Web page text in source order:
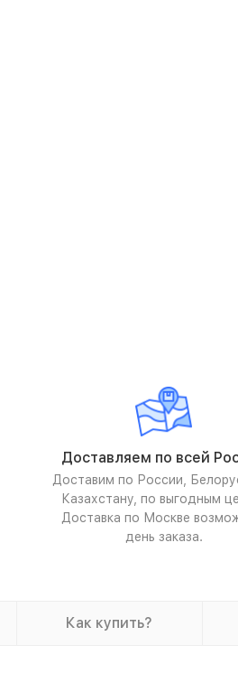
Доставляем по всей
Доставим по России,
Казахстану, по выгодным
Доставка по Москве
день заказа.
Как купить?